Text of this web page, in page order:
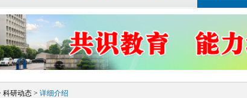
科研动态 > 详细介绍